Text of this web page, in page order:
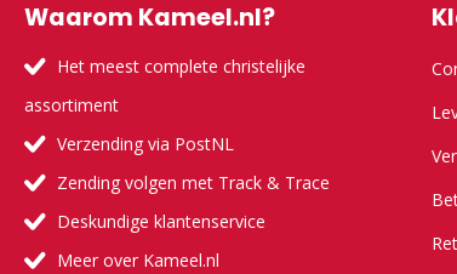
Waarom Kameel.nl?
Het meest complete christelijke
assortiment
Verzending via PostNL
Zending volgen met Track & Trace
Deskundige klantenservice
Meer over Kameel.nl